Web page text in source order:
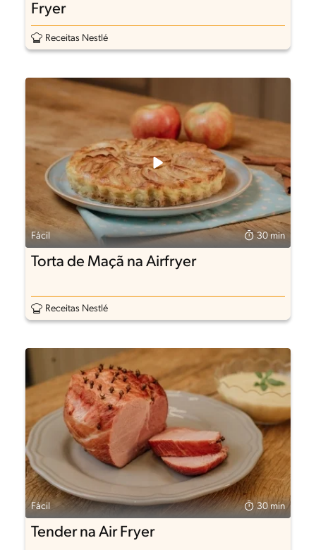
Fryer
Receitas Nestlé
Fácil 30 min
Torta de Maçã na Airfryer
Receitas Nestlé
Fácil 30 min
Tender na Air Fryer